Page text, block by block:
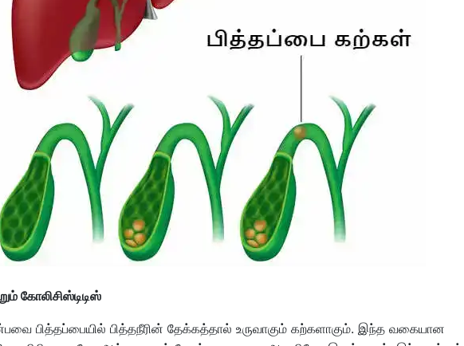
கோலிசிஸ்டிடிஸ்
பித்தப்பையில் பித்தநீரின் தேக்கத்தால் உருவாகும் கற்களாகும். இந்த வகையான